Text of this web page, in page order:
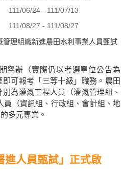
111/06/24 - 111/07/13
111/08/27 - 111/08/27
管理組織新進農田水利事業人員甄試
舉辦（實際仍以考選單位公告為
可報考「三等十級」職務。農田
為灌溉工程人員（灌溉管理組、
員（資訊組、行政組、會計組、地
多元專業。
進人員甄試」正式啟